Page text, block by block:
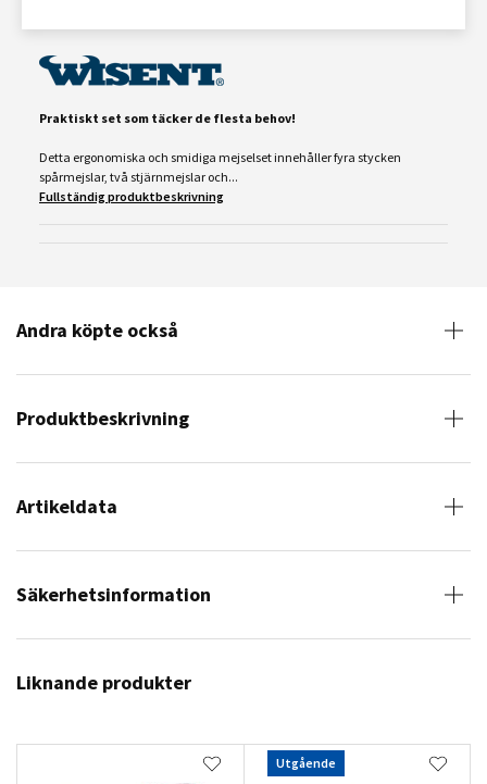
Praktiskt set som täcker de flesta behov!
Detta ergonomiska och smidiga mejselset innehåller fyra stycken
spårmejslar, två stjärnmejslar och...
Fullständig produktbeskrivning
Andra köpte också
Produktbeskrivning
Artikeldata
Säkerhetsinformation
Liknande produkter
Utgående